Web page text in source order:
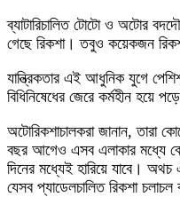
ব্যাটারিচালিত টোটো ও অটোর
গেছে রিকশা। তবুও কয়েকজন
যান্ত্রিকতার এই আধুনিক যুগে
বিধিনিষেধের জেরে কর্মহীন হয়ে
অটোরিকশাচালকরা জানান, তারা
বছর আগেও এসব এলাকার মধ্যে
দিনের মধ্যেই হারিয়ে যাবে।
যেসব প্যাডেলচালিত রিকশা